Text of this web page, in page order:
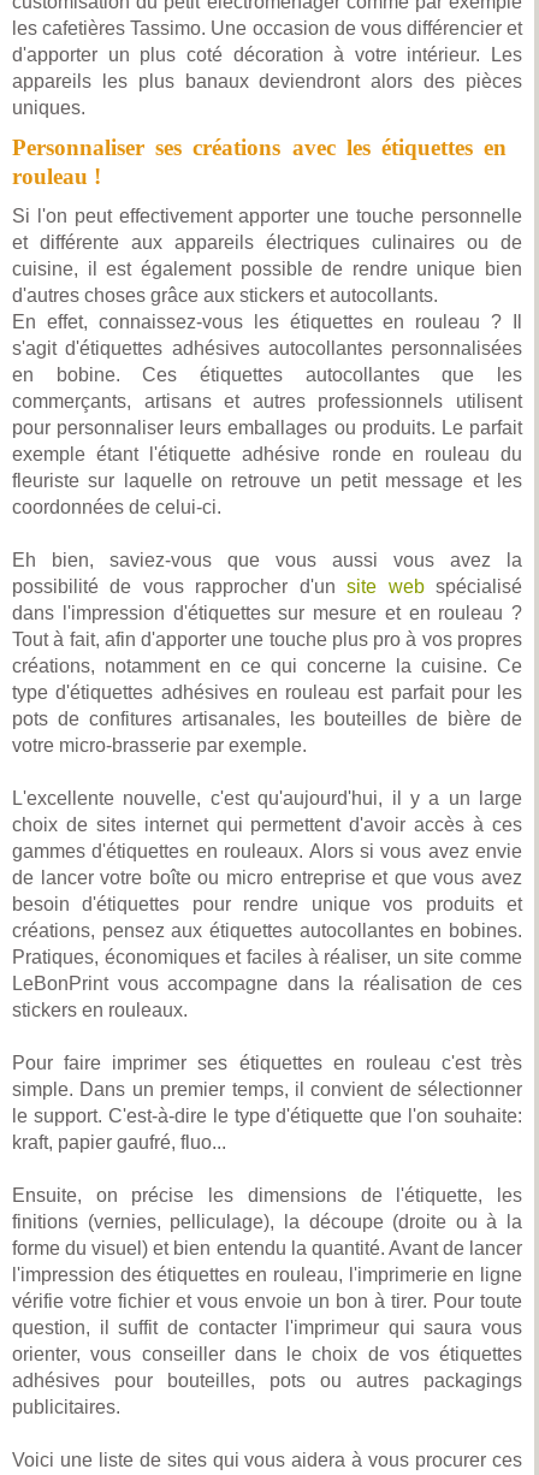
les cafetières Tassimo. Une occasion de vous différencier et
d'apporter un plus coté décoration à votre intérieur. Les
appareils les plus banaux deviendront alors des pièces
uniques.
Personnaliser ses créations avec les étiquettes en
rouleau !
Si l'on peut effectivement apporter une touche personnelle
et différente aux appareils électriques culinaires ou de
cuisine, il est également possible de rendre unique bien
d'autres choses grâce aux stickers et autocollants.
En effet, connaissez-vous les étiquettes en rouleau ? Il
s'agit d'étiquettes adhésives autocollantes personnalisées
en bobine. Ces étiquettes autocollantes que les
commerçants, artisans et autres professionnels utilisent
pour personnaliser leurs emballages ou produits. Le parfait
exemple étant l'étiquette adhésive ronde en rouleau du
fleuriste sur laquelle on retrouve un petit message et les
coordonnées de celui-ci.
Eh bien, saviez-vous que vous aussi vous avez la
possibilité de vous rapprocher d'unsite webspécialisé
dans l'impression d'étiquettes sur mesure et en rouleau ?
Tout à fait, afin d'apporter une touche plus pro à vos propres
créations, notamment en ce qui concerne la cuisine. Ce
type d'étiquettes adhésives en rouleau est parfait pour les
pots de confitures artisanales, les bouteilles de bière de
votre micro-brasserie par exemple.
L'excellente nouvelle, c'est qu'aujourd'hui, il y a un large
choix de sites internet qui permettent d'avoir accès à ces
gammes d'étiquettes en rouleaux. Alors si vous avez envie
de lancer votre boîte ou micro entreprise et que vous avez
besoin d'étiquettes pour rendre unique vos produits et
créations, pensez aux étiquettes autocollantes en bobines.
Pratiques, économiques et faciles à réaliser, un site comme
LeBonPrint vous accompagne dans la réalisation de ces
stickers en rouleaux.
Pour faire imprimer ses étiquettes en rouleau c'est très
simple. Dans un premier temps, il convient de sélectionner
le support. C'est-à-dire le type d'étiquette que l'on souhaite:
kraft, papier gaufré, fluo...
Ensuite, on précise les dimensions de l'étiquette, les
finitions (vernies, pelliculage), la découpe (droite ou à la
forme du visuel) et bien entendu la quantité. Avant de lancer
l'impression des étiquettes en rouleau, l'imprimerie en ligne
vérifie votre fichier et vous envoie un bon à tirer. Pour toute
question, il suffit de contacter l'imprimeur qui saura vous
orienter, vous conseiller dans le choix de vos étiquettes
adhésives pour bouteilles, pots ou autres packagings
publicitaires.
Voici une liste de sites qui vous aidera à vous procurer ces